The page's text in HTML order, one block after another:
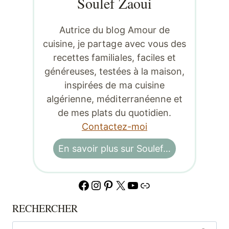
Autrice du blog Amour de
cuisine, je partage avec vous des
recettes familiales, faciles et
généreuses, testées à la maison,
inspirées de ma cuisine
algérienne, méditerranéenne et
de mes plats du quotidien.
Contactez-moi
En savoir plus sur Soulef…
Facebook
Instagram
Pinterest
X YouTube
Lien
RECHERCHER